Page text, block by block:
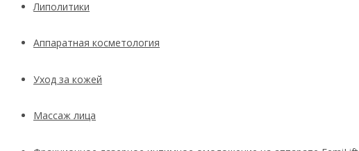
Липолитики
Аппаратная косметология
Уход за кожей
Массаж лица